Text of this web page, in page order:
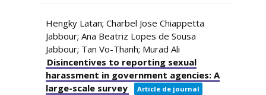
Hengky Latan; Charbel Jose Chiappetta
Jabbour; Ana Beatriz Lopes de Sousa
Jabbour; Tan Vo-Thanh; Murad Ali
Disincentives to reporting sexual
harassment in government agencies: A
large-scale survey
Article de journal